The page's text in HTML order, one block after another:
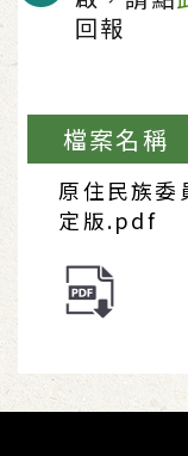
回報
檔案名稱
原住民族委
定版.pdf